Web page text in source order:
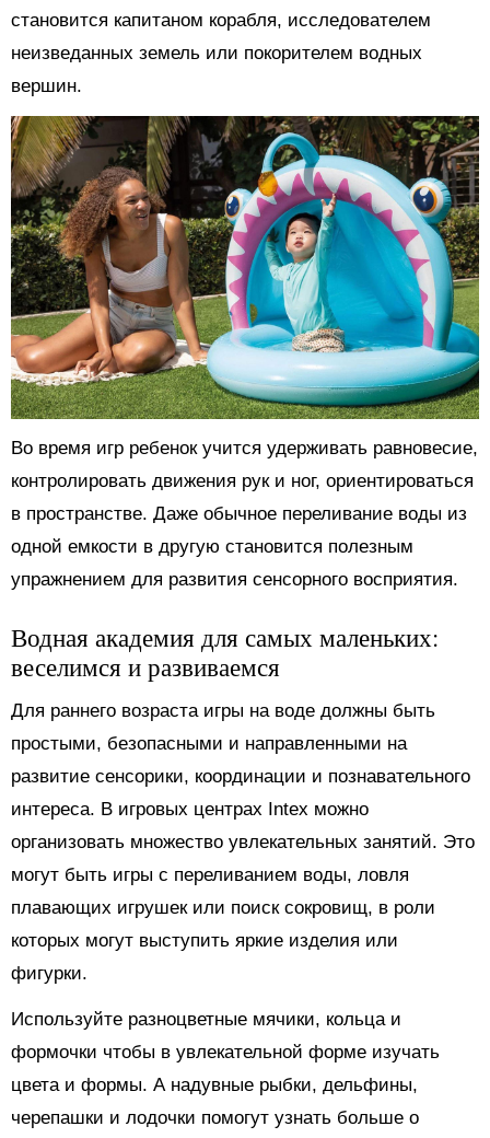
становится капитаном корабля, исследователем
неизведанных земель или покорителем водных
вершин.
Во время игр ребенок учится удерживать равновесие,
контролировать движения рук и ног, ориентироваться
в пространстве. Даже обычное переливание воды из
одной емкости в другую становится полезным
упражнением для развития сенсорного восприятия.
Водная академия для самых маленьких:
веселимся и развиваемся
Для раннего возраста игры на воде должны быть
простыми, безопасными и направленными на
развитие сенсорики, координации и познавательного
интереса. В игровых центрах Intex можно
организовать множество увлекательных занятий. Это
могут быть игры с переливанием воды, ловля
плавающих игрушек или поиск сокровищ, в роли
которых могут выступить яркие изделия или
фигурки.
Используйте разноцветные мячики, кольца и
формочки чтобы в увлекательной форме изучать
цвета и формы. А надувные рыбки, дельфины,
черепашки и лодочки помогут узнать больше о